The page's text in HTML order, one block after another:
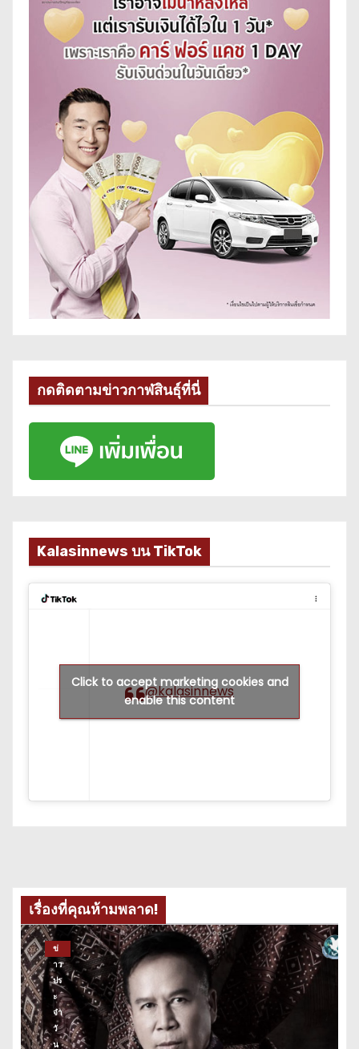
กดติดตามข่าวกาฬสินธุ์ที่นี่
Kalasinnews บน TikTok
@kalasinnews
Click to accept marketing cookies and
enable this content
เรื่องที่คุณห้ามพลาด!
ข่
าว
ปร
ะ
จำ
วั
น